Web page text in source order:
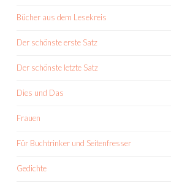
Bücher aus dem Lesekreis
Der schönste erste Satz
Der schönste letzte Satz
Dies und Das
Frauen
Für Buchtrinker und Seitenfresser
Gedichte